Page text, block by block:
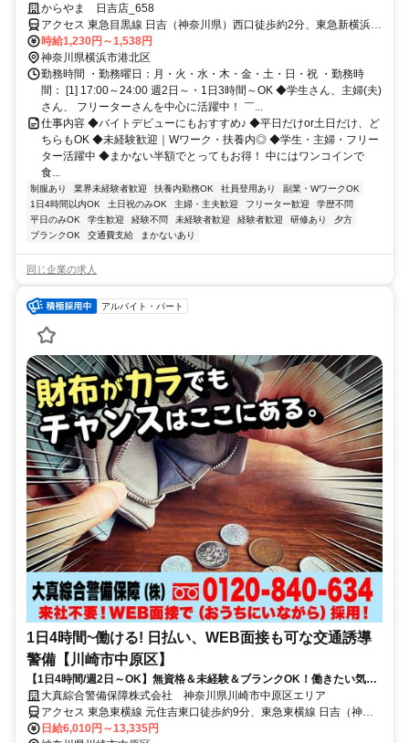
＆17時～24時のうち1日3時間～OK◆副業・Wワーク可◆主婦（夫）さ
ん・学生さん・フリーターさん活躍中◆まかないはボリューム満点＆半
額♪◆面接時は履歴書不要
からやま 日吉店_658
アクセス 東急目黒線 日吉（神奈川県）西口徒歩約2分、東急新横浜線
日吉（神奈川県）西口徒歩約2分、東急東横線 日吉（神奈川県）西口
徒歩約2分 「日吉」駅西口、バス停「日吉駅」より徒歩2分、日吉郵
便局向かい
時給1,230円～1,538円
神奈川県横浜市港北区
勤務時間 ・勤務曜日：月・火・水・木・金・土・日・祝 ・勤務時
間： [1] 17:00～24:00 週2日～・1日3時間～OK ◆学生さん、主婦(夫)
さん、 フリーターさんを中心に活躍中！ ￣...
仕事内容 ◆バイトデビューにもおすすめ♪ ◆平日だけor土日だけ、ど
ちらもOK ◆未経験歓迎｜Wワーク・扶養内◎ ◆学生・主婦・フリー
ター活躍中 ◆まかない半額でとってもお得！ 中にはワンコインで
食...
制服あり 業界未経験者歓迎 扶養内勤務OK 社員登用あり
副業・WワークOK
1日4時間以内OK
土日祝のみOK 主婦・主夫歓迎 フリーター歓迎
学歴不問
平日のみOK
学生歓迎 経験不問 未経験者歓迎 経験者歓迎 研修あり
夕方
ブランクOK
交通費支給 まかないあり
同じ企業の求人
アルバイト・パート
1日4時間~働ける! 日払い、WEB面接も可な交通誘導
警備【川崎市中原区】
【1日4時間/週2日～OK】無資格＆未経験＆ブランクOK！働きたい気持
ちを応援します★
大真綜合警備保障株式会社 神奈川県川崎市中原区エリア
アクセス 東急東横線 元住吉東口徒歩約9分、東急東横線 日吉（神奈
川県）東口徒歩約13分、東急目黒線 武蔵小杉南口1徒歩約25分 神奈
日給6,010円～13,335円